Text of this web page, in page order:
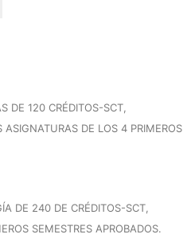
DE 120 CRÉDITOS-SCT,
DE LOS 4 PRIMEROS
DE 240 DE CRÉDITOS-SCT,
SEMESTRES APROBADOS.